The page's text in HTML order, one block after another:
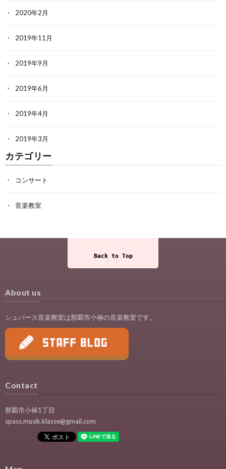
2020年2月
2019年11月
2019年9月
2019年6月
2019年4月
2019年3月
カテゴリー
コンサート
音楽教室
Back to Top
About us
シュパース音楽教室は那覇市小禄の音楽教室です。
Contact
那覇市小禄1丁目
spass.musik.klasse@gmail.com